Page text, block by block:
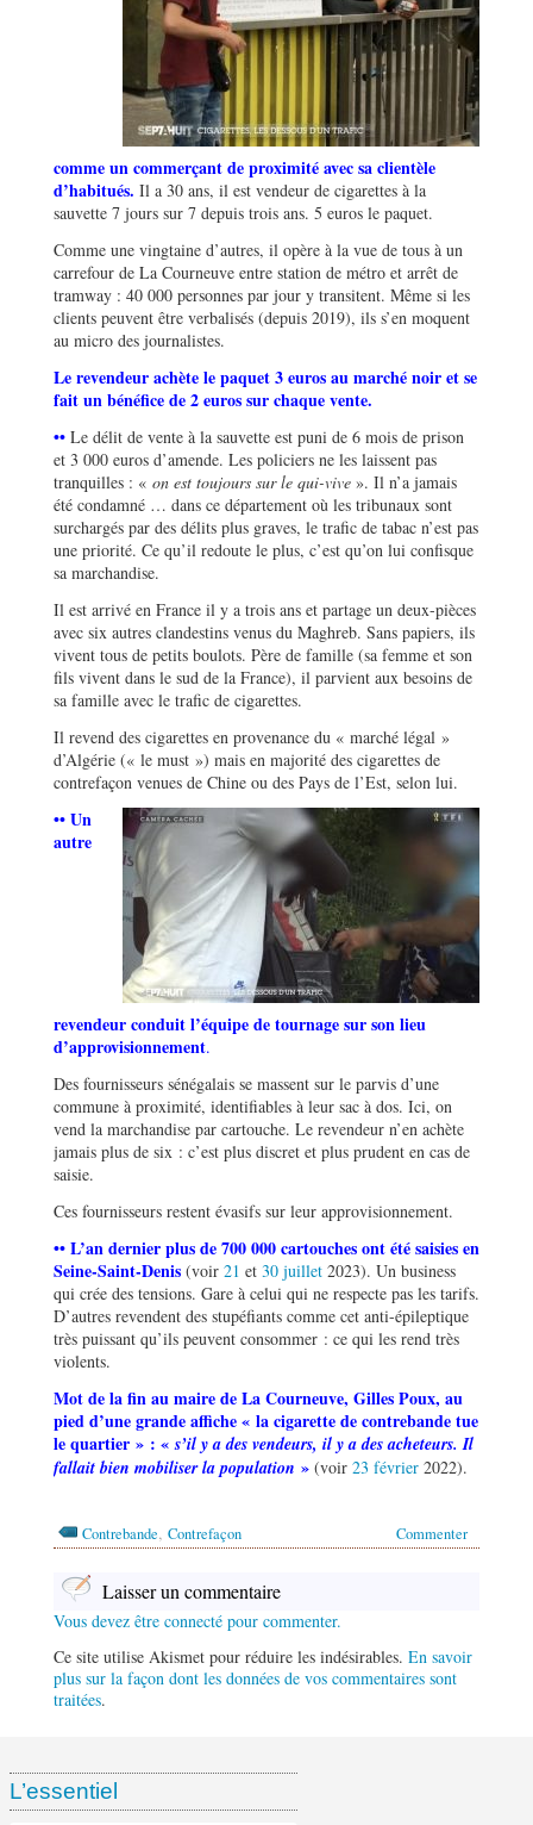
comme un commerçant de proximité avec sa clientèle
d’habitués. Il a 30 ans, il est vendeur de cigarettes à la
sauvette 7 jours sur 7 depuis trois ans. 5 euros le paquet.
Comme une vingtaine d’autres, il opère à la vue de tous à un
carrefour de La Courneuve entre station de métro et arrêt de
tramway : 40 000 personnes par jour y transitent. Même si les
clients peuvent être verbalisés (depuis 2019), ils s’en moquent
au micro des journalistes.
Le revendeur achète le paquet 3 euros au marché noir et se
fait un bénéfice de 2 euros sur chaque vente.
•• Le délit de vente à la sauvette est puni de 6 mois de prison
et 3 000 euros d’amende. Les policiers ne les laissent pas
tranquilles : « on est toujours sur le qui-vive ». Il n’a jamais
été condamné … dans ce département où les tribunaux sont
surchargés par des délits plus graves, le trafic de tabac n’est pas
une priorité. Ce qu’il redoute le plus, c’est qu’on lui confisque
sa marchandise.
Il est arrivé en France il y a trois ans et partage un deux-pièces
avec six autres clandestins venus du Maghreb. Sans papiers, ils
vivent tous de petits boulots. Père de famille (sa femme et son
fils vivent dans le sud de la France), il parvient aux besoins de
sa famille avec le trafic de cigarettes.
Il revend des cigarettes en provenance du « marché légal »
d’Algérie (« le must ») mais en majorité des cigarettes de
contrefaçon venues de Chine ou des Pays de l’Est, selon lui.
•• Un
autre
revendeur conduit l’équipe de tournage sur son lieu
d’approvisionnement.
Des fournisseurs sénégalais se massent sur le parvis d’une
commune à proximité, identifiables à leur sac à dos. Ici, on
vend la marchandise par cartouche. Le revendeur n’en achète
jamais plus de six : c’est plus discret et plus prudent en cas de
saisie.
Ces fournisseurs restent évasifs sur leur approvisionnement.
•• L’an dernier plus de 700 000 cartouches ont été saisies en
Seine-Saint-Denis (voir 21 et 30 juillet 2023). Un business
qui crée des tensions. Gare à celui qui ne respecte pas les tarifs.
D’autres revendent des stupéfiants comme cet anti-épileptique
très puissant qu’ils peuvent consommer : ce qui les rend très
violents.
Mot de la fin au maire de La Courneuve, Gilles Poux, au
pied d’une grande affiche « la cigarette de contrebande tue
le quartier » : «s’il y a des vendeurs, il y a des acheteurs. Il
fallait bien mobiliser la population » (voir 23 février 2022).
Commenter
Contrebande, Contrefaçon
Laisser un commentaire
Vous devez être connecté pour commenter.
Ce site utilise Akismet pour réduire les indésirables. En savoir
plus sur la façon dont les données de vos commentaires sont
traitées.
L’essentiel